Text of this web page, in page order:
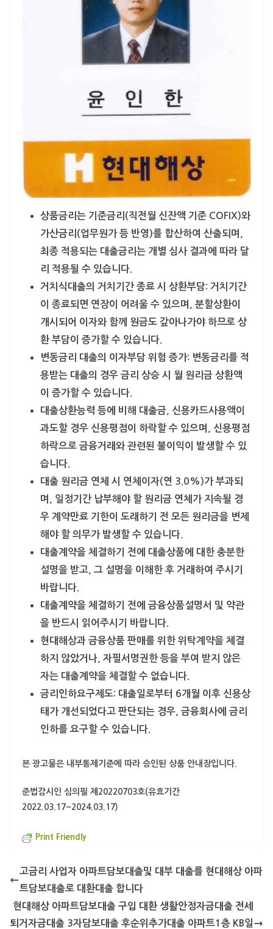
상품금리는 기준금리(직전월 신잔액 기준 COFIX)와
가산금리(업무원가 등 반영)를 합산하여 산출되며,
최종 적용되는 대출금리는 개별 심사 결과에 따라 달
리 적용될 수 있습니다.
거치식대출의 거치기간 종료 시 상환부담: 거치기간
이 종료되면 연장이 어려울 수 있으며, 분할상환이
개시되어 이자와 함께 원금도 갚아나가야 하므로 상
환 부담이 증가할 수 있습니다.
변동금리 대출의 이자부담 위험 증가: 변동금리를 적
용받는 대출의 경우 금리 상승 시 월 원리금 상환액
이 증가할 수 있습니다.
대출상환능력 등에 비해 대출금, 신용카드사용액이
과도할 경우 신용평점이 하락할 수 있으며, 신용평점
하락으로 금융거래와 관련된 불이익이 발생할 수 있
습니다.
대출 원리금 연체 시 연체이자(연 3.0%)가 부과되
며, 일정기간 납부해야 할 원리금 연체가 지속될 경
우 계약만료 기한이 도래하기 전 모든 원리금을 변제
해야 할 의무가 발생할 수 있습니다.
대출계약을 체결하기 전에 대출상품에 대한 충분한
설명을 받고, 그 설명을 이해한 후 거래하여 주시기
바랍니다.
대출계약을 체결하기 전에 금융상품설명서 및 약관
을 반드시 읽어주시기 바랍니다.
현대해상과 금융상품 판매를 위한 위탁계약을 체결
하지 않았거나, 자필서명권한 등을 부여 받지 않은
자는 대출계약을 체결할 수 없습니다.
금리인하요구제도: 대출일로부터 6개월 이후 신용상
태가 개선되었다고 판단되는 경우, 금융회사에 금리
인하를 요구할 수 있습니다.
본 광고물은 내부통제기준에 따라 승인된 상품 안내장입니다.
준법감시인 심의필 제20220703호(유효기간
2022.03.17~2024.03.17)
Print Friendly
고금리 사업자 아파트담보대출및 대부 대출를 현대해상 아파
트담보대출로 대환대출 합니다
현대해상 아파트담보대출 구입 대환 생활안정자금대출 전세
퇴거자금대출 3자담보대출 후순위추가대출 아파트1층 KB일